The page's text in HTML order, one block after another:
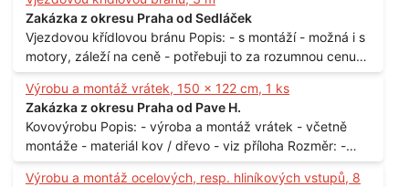
Lokalita: - Praha 10
Zakázka z okresu Praha od Sedláček
Vjezdovou křídlovou bránu Popis: - s montáží - možná i s
motory, záleží na ceně - potřebuji to za rozumnou cenu
Materiál: - ocel Množství: - 1 ks Velikost: - 3 m Lokalita: -
Praha
Výrobu a montáž vrátek, 150 x 122 cm, 1 ks
Zakázka z okresu Praha od Pave H.
Kovovýrobu Popis: - výroba a montáž vrátek - včetně
montáže - materiál kov / dřevo - viz příloha Rozměr: -
150 x 122 cm Lokalita: - Senohraby Nabídky na e-mail.
Výrobu a montáž ocelových, resp. hliníkových vstupů, 8